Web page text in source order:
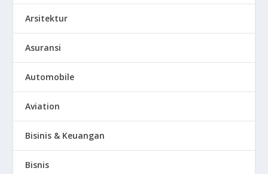
Arsitektur
Asuransi
Automobile
Aviation
Bisinis & Keuangan
Bisnis